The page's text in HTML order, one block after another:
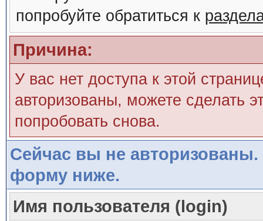
попробуйте обратиться к
Причина:
У вас нет доступа к этой
авторизованы, можете сделать
попробовать снова.
Сейчас вы не авторизованы.
форму ниже.
Имя пользователя (login)